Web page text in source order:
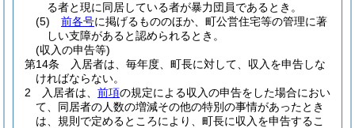
る者と現に同居している者が暴力団員であるとき。
(5)
前各号に掲げるもののほか、町公営住宅等の管理に著
しい支障があると認められるとき。
(収入の申告等)
第14条
入居者は、毎年度、町長に対して、収入を申告しな
ければならない。
2
入居者は、 前項の規定による収入の申告をした場合におい
て、同居者の人数の増減その他の特別の事情があったとき
は、規則で定めるところにより、町長に収入を申告するこ